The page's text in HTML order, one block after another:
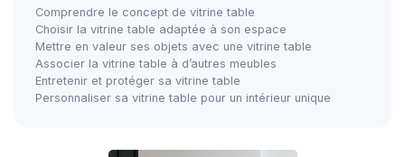
Comprendre le concept de vitrine table
Choisir la vitrine table adaptée à son espace
Mettre en valeur ses objets avec une vitrine table
Associer la vitrine table à d’autres meubles
Entretenir et protéger sa vitrine table
Personnaliser sa vitrine table pour un intérieur unique